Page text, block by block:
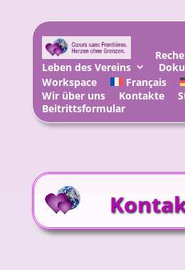
Leben des Vereins
Workspace
Français
Wir über uns
Kontakte
Beitrittsformular